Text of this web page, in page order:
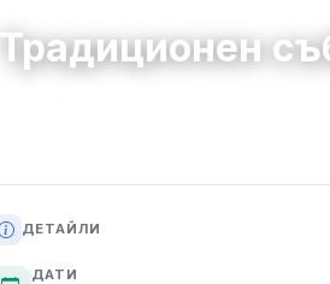
Традиционен
ДЕТАЙЛИ
ДАТИ